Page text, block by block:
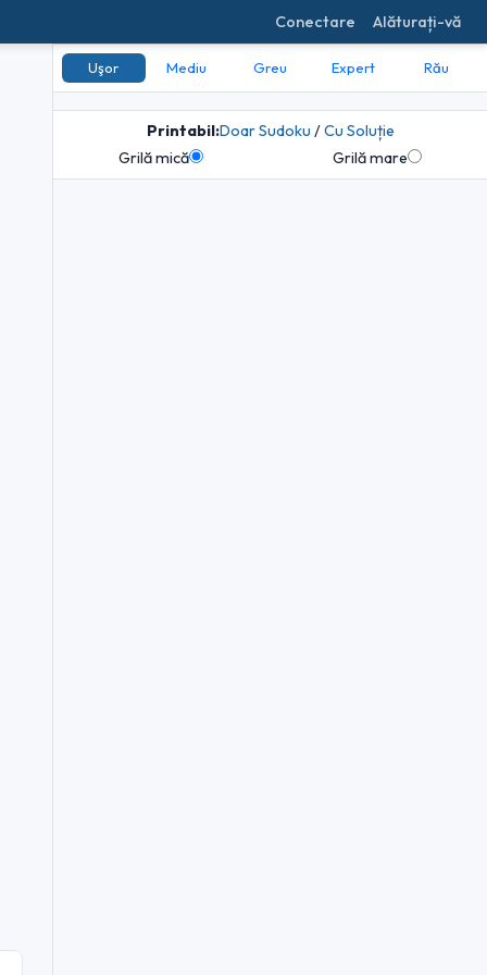
Conectare Alăturați-vă
Uşor Mediu Greu Expert Rău
Printabil:Doar Sudoku /Cu Soluție
Grilă mică
Grilă mare